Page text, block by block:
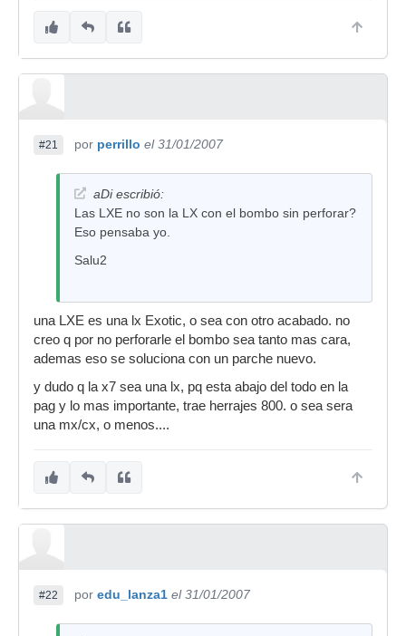
#21 por perrillo el 31/01/2007
aDi escribió:
Las LXE no son la LX con el bombo sin perforar?
Eso pensaba yo.
Salu2
una LXE es una lx Exotic, o sea con otro acabado. no
creo q por no perforarle el bombo sea tanto mas cara,
ademas eso se soluciona con un parche nuevo.
y dudo q la x7 sea una lx, pq esta abajo del todo en la
pag y lo mas importante, trae herrajes 800. o sea sera
una mx/cx, o menos....
#22 por edu_lanza1 el 31/01/2007